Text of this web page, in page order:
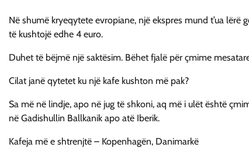
Në shumë kryeqytete evropiane, një ekspres mund t’ua lërë
të kushtojë edhe 4 euro.
Duhet të bëjmë një saktësim. Bëhet fjalë për çmime
Cilat janë qytetet ku një kafe kushton më pak?
Sa më në lindje, apo në jug të shkoni, aq më i ulët është
në Gadishullin Ballkanik apo atë Iberik.
Kafeja më e shtrenjtë – Kopenhagën, Danimarkë